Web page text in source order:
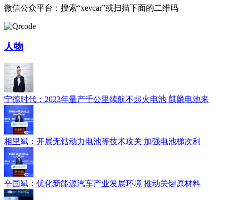
微信公众平台：搜索“xevcar”或扫描下面的二维码
人物
宁德时代：2023年量产千公里续航不起火电池 麒麟电池来
相里斌：开展无钴动力电池等技术攻关 加强电池梯次利
辛国斌：优化新能源汽车产业发展环境 推动关键原材料